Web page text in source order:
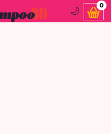
🌙
0